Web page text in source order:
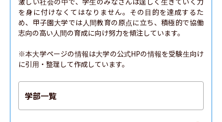
を身に付けなくてはなりません。その目的を達成するた
め、甲子園大学では人間教育の原点に立ち、積極的で協働
志向の高い人間の育成に向け努力を傾注しています。
※本大学ページの情報は大学の公式HPの情報を受験生向け
に引用・整理して作成しています。
学部一覧